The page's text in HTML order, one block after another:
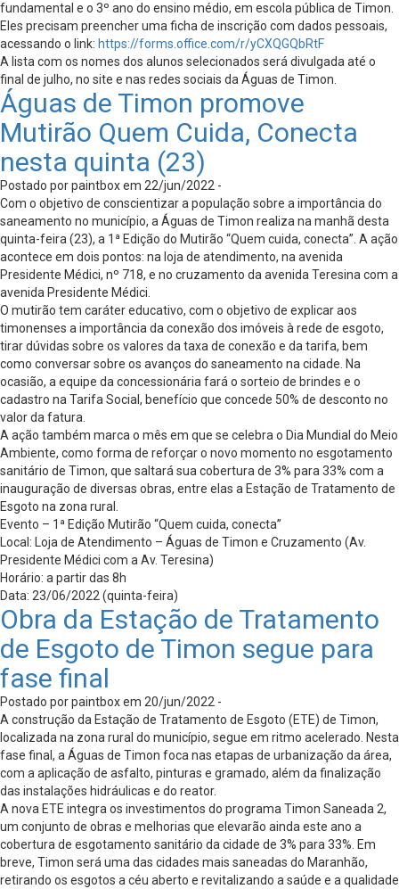
fundamental e o 3º ano do ensino médio, em escola pública de Timon.
Eles precisam preencher uma ficha de inscrição com dados pessoais,
acessando o link: https://forms.office.com/r/yCXQGQbRtF
A lista com os nomes dos alunos selecionados será divulgada até o
final de julho, no site e nas redes sociais da Águas de Timon.
Águas de Timon promove
Mutirão Quem Cuida, Conecta
nesta quinta (23)
Postado por paintbox em 22/jun/2022 -
Com o objetivo de conscientizar a população sobre a importância do
saneamento no município, a Águas de Timon realiza na manhã desta
quinta-feira (23), a 1ª Edição do Mutirão “Quem cuida, conecta”. A ação
acontece em dois pontos: na loja de atendimento, na avenida
Presidente Médici, nº 718, e no cruzamento da avenida Teresina com a
avenida Presidente Médici.
O mutirão tem caráter educativo, com o objetivo de explicar aos
timonenses a importância da conexão dos imóveis à rede de esgoto,
tirar dúvidas sobre os valores da taxa de conexão e da tarifa, bem
como conversar sobre os avanços do saneamento na cidade. Na
ocasião, a equipe da concessionária fará o sorteio de brindes e o
cadastro na Tarifa Social, benefício que concede 50% de desconto no
valor da fatura.
A ação também marca o mês em que se celebra o Dia Mundial do Meio
Ambiente, como forma de reforçar o novo momento no esgotamento
sanitário de Timon, que saltará sua cobertura de 3% para 33% com a
inauguração de diversas obras, entre elas a Estação de Tratamento de
Esgoto na zona rural.
Evento – 1ª Edição Mutirão “Quem cuida, conecta”
Local: Loja de Atendimento – Águas de Timon e Cruzamento (Av.
Presidente Médici com a Av. Teresina)
Horário: a partir das 8h
Data: 23/06/2022 (quinta-feira)
Obra da Estação de Tratamento
de Esgoto de Timon segue para
fase final
Postado por paintbox em 20/jun/2022 -
A construção da Estação de Tratamento de Esgoto (ETE) de Timon,
localizada na zona rural do município, segue em ritmo acelerado. Nesta
fase final, a Águas de Timon foca nas etapas de urbanização da área,
com a aplicação de asfalto, pinturas e gramado, além da finalização
das instalações hidráulicas e do reator.
A nova ETE integra os investimentos do programa Timon Saneada 2,
um conjunto de obras e melhorias que elevarão ainda este ano a
cobertura de esgotamento sanitário da cidade de 3% para 33%. Em
breve, Timon será uma das cidades mais saneadas do Maranhão,
retirando os esgotos a céu aberto e revitalizando a saúde e a qualidade